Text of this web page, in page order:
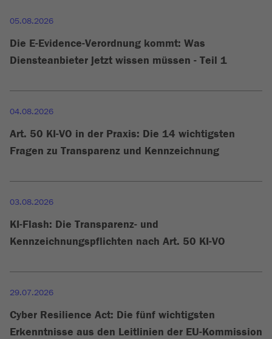
05.08.2026
Die E-Evidence-Verordnung kommt: Was
Diensteanbieter jetzt wissen müssen - Teil 1
04.08.2026
Art. 50 KI-VO in der Praxis: Die 14 wichtigsten
Fragen zu Transparenz und Kennzeichnung
03.08.2026
KI-Flash: Die Transparenz- und
Kennzeichnungspflichten nach Art. 50 KI-VO
29.07.2026
Cyber Resilience Act: Die fünf wichtigsten
Erkenntnisse aus den Leitlinien der EU-Kommission